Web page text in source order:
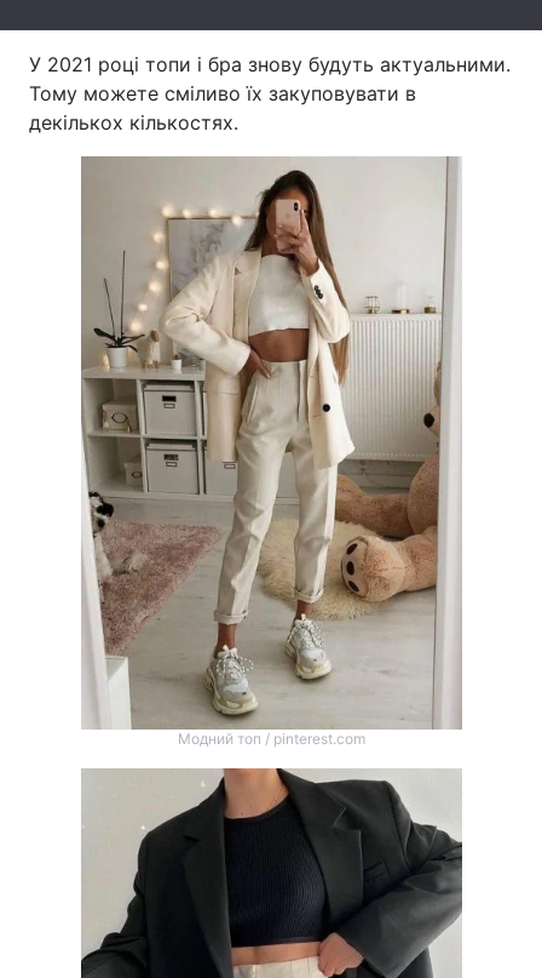
Послуги
Тема оформлення
У 2021 році топи і бра знову будуть актуальними.
Тому можете сміливо їх закуповувати в
декількох кількостях.
Модний топ / pinterest.com